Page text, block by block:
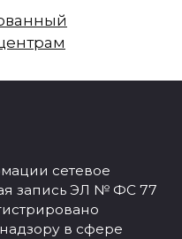
сетевое
запись ЭЛ № ФС 77
в сфере